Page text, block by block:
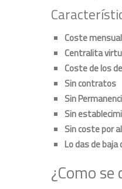
Coste
Centralita
Coste de los
Sin contratos
Sin
Sin
Sin coste por
Lo das de
¿Como